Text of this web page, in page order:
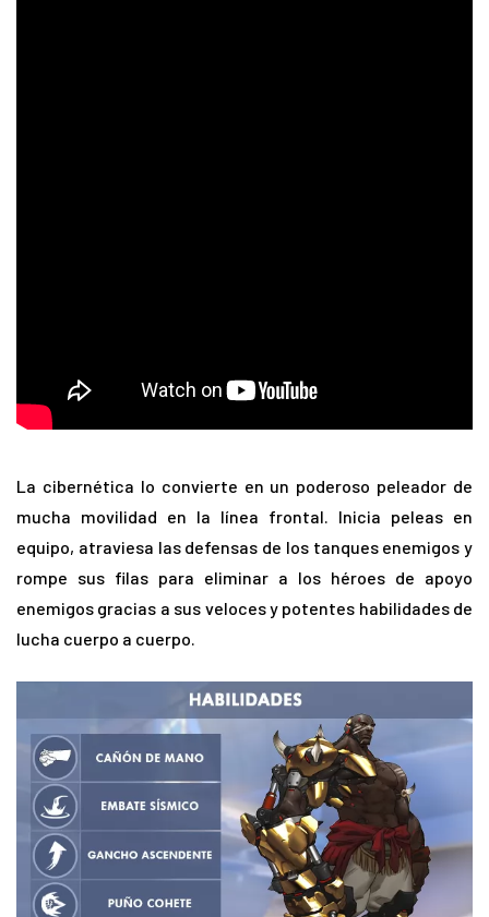
La cibernética lo convierte en un poderoso peleador de
mucha movilidad en la línea frontal. Inicia peleas en
equipo, atraviesa las defensas de los tanques enemigos y
rompe sus filas para eliminar a los héroes de apoyo
enemigos gracias a sus veloces y potentes habilidades de
lucha cuerpo a cuerpo.